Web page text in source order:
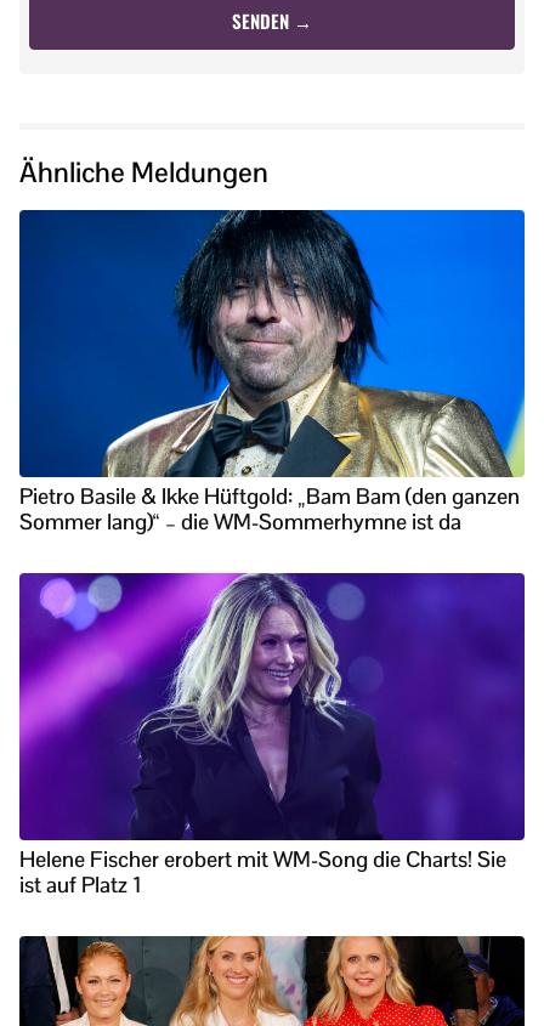
Ähnliche Meldungen
Pietro Basile & Ikke Hüftgold: „Bam Bam (den ganzen
Sommer lang)“ – die WM-Sommerhymne ist da
Helene Fischer erobert mit WM-Song die Charts! Sie
ist auf Platz 1